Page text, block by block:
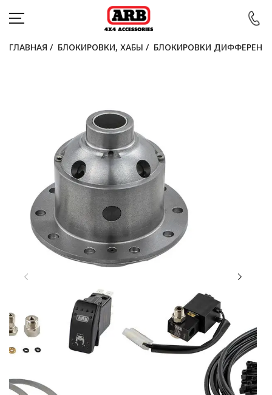
ПОКУПАТЕЛЯМ
КОНТАКТЫ
Войти
Выбор валюты
ГЛАВНАЯ / БЛОКИРОВКИ, ХАБЫ / БЛОКИРОВКИ